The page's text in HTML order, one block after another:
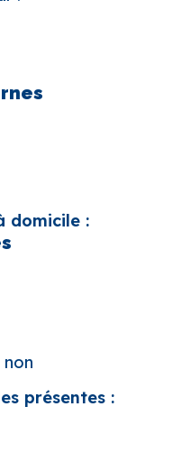
domicile :
non
présentes :